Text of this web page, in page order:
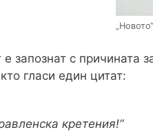
запознат с причината
гласи един цитат:
кретения!“